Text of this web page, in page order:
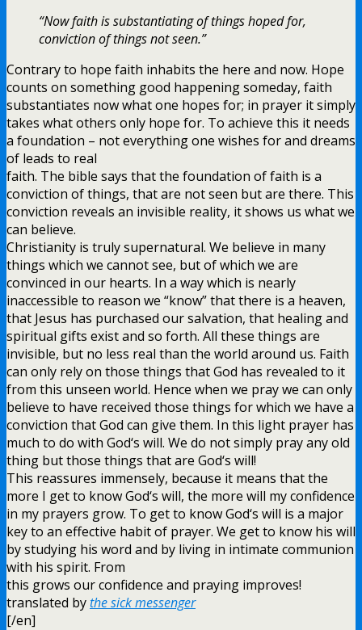
“Now faith is substantiating of things hoped for,
conviction of things not seen.”
Contrary to hope faith inhabits the here and now. Hope
counts on something good happening someday, faith
substantiates now what one hopes for; in prayer it simply
takes what others only hope for. To achieve this it needs
a foundation – not everything one wishes for and dreams
of leads to real
faith. The bible says that the foundation of faith is a
conviction of things, that are not seen but are there. This
conviction reveals an invisible reality, it shows us what we
can believe.
Christianity is truly supernatural. We believe in many
things which we cannot see, but of which we are
convinced in our hearts. In a way which is nearly
inaccessible to reason we “know” that there is a heaven,
that Jesus has purchased our salvation, that healing and
spiritual gifts exist and so forth. All these things are
invisible, but no less real than the world around us. Faith
can only rely on those things that God has revealed to it
from this unseen world. Hence when we pray we can only
believe to have received those things for which we have a
conviction that God can give them. In this light prayer has
much to do with God‘s will. We do not simply pray any old
thing but those things that are God‘s will!
This reassures immensely, because it means that the
more I get to know God‘s will, the more will my confidence
in my prayers grow. To get to know God‘s will is a major
key to an effective habit of prayer. We get to know his will
by studying his word and by living in intimate communion
with his spirit. From
this grows our confidence and praying improves!
translated bythe sick messenger
[/en]